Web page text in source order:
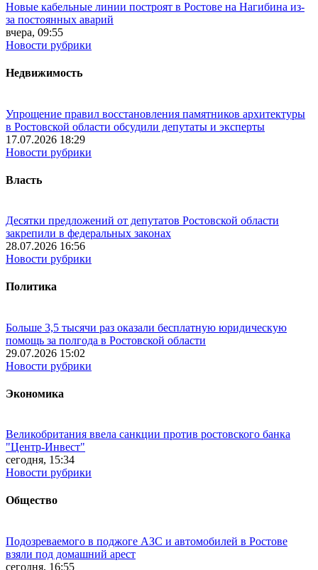
Новые кабельные линии построят в Ростове на Нагибина из-
за постоянных аварий
вчера, 09:55
Новости рубрики
Недвижимость
Упрощение правил восстановления памятников архитектуры
в Ростовской области обсудили депутаты и эксперты
17.07.2026 18:29
Новости рубрики
Власть
Десятки предложений от депутатов Ростовской области
закрепили в федеральных законах
28.07.2026 16:56
Новости рубрики
Политика
Больше 3,5 тысячи раз оказали бесплатную юридическую
помощь за полгода в Ростовской области
29.07.2026 15:02
Новости рубрики
Экономика
Великобритания ввела санкции против ростовского банка
"Центр-Инвест"
сегодня, 15:34
Новости рубрики
Общество
Подозреваемого в поджоге АЗС и автомобилей в Ростове
взяли под домашний арест
сегодня, 16:55